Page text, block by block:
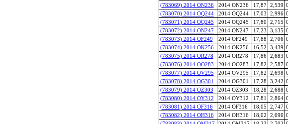
(783069) 2014 ON236
2014 ON236 17,87 2,539
(783070) 2014 OQ244
2014 OQ244 17,03 2,996
(783071) 2014 OQ245
2014 OQ245 17,80 2,715
(783072) 2014 ON247
2014 ON247 17,23 3,135
(783073) 2014 OF249
2014 OF249 17,88 2,706
(783074) 2014 OK256
2014 OK256 16,52 3,439
(783075) 2014 OR278
2014 OR278 17,86 2,683
(783076) 2014 OO283
2014 OO283 17,82 2,587
(783077) 2014 OV295
2014 OV295 17,82 2,698
(783078) 2014 OG301
2014 OG301 17,28 3,242
(783079) 2014 OZ303
2014 OZ303 18,28 2,688
(783080) 2014 OY312
2014 OY312 17,81 2,864
(783081) 2014 OF316
2014 OF316 18,05 2,747
(783082) 2014 OH316
2014 OH316 18,02 2,696